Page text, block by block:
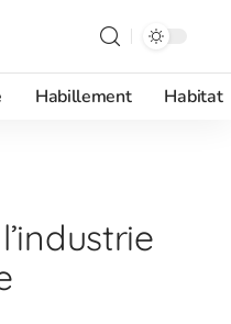
Habillement Habitat